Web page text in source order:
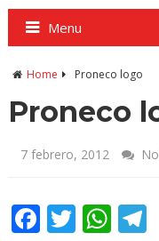
Menu
Home Proneco logo
Proneco
7 febrero, 2012
Facebook
Twitter